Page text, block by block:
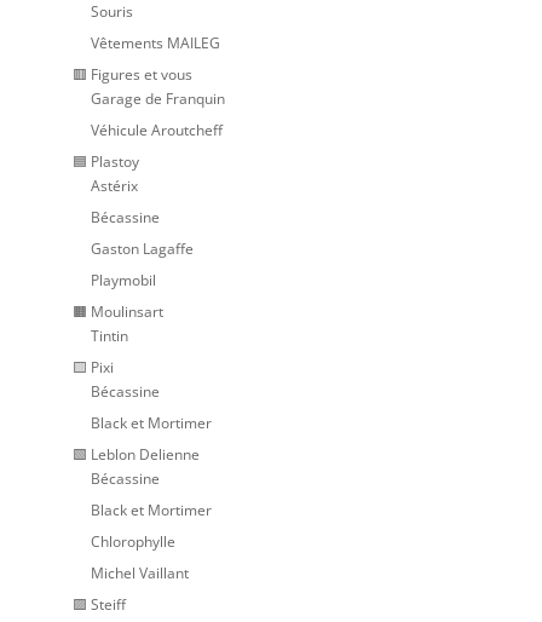
Souris
Vêtements MAILEG
🟥 Figures et vous
Garage de Franquin
Véhicule Aroutcheff
🟦 Plastoy
Astérix
Bécassine
Gaston Lagaffe
Playmobil
🟧 Moulinsart
Tintin
🟨 Pixi
Bécassine
Black et Mortimer
🟩 Leblon Delienne
Bécassine
Black et Mortimer
Chlorophylle
Michel Vaillant
🟪 Steiff